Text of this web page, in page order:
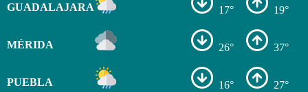
GUADALAJARA 17° 19°
MÉRIDA 26° 37°
PUEBLA 16° 27°